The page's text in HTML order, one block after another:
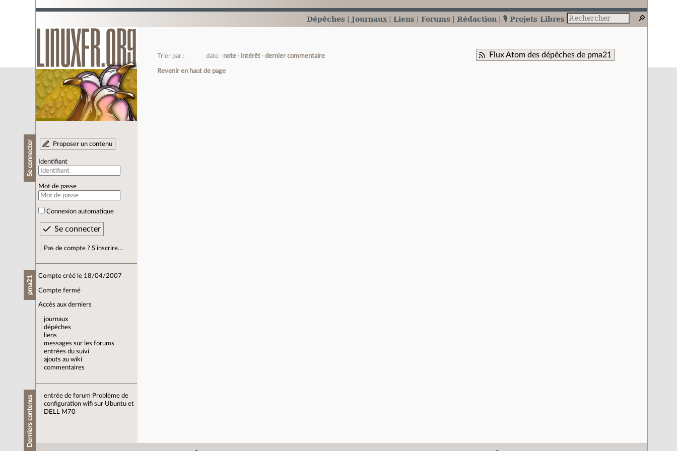
Dépêches Journaux Liens Forums Rédaction 🎙️ Projets Libres
Se connecter Proposer un contenu
Identifiant
Mot de passe
Connexion automatique
Pas de compte ? S’inscrire…
pma21 Compte créé le 18/04/2007
Compte fermé
Accès aux derniers
journaux
dépêches
liens
messages sur les forums
entrées du suivi
ajouts au wiki
commentaires
Derniers contenus entrée de forum Problème de
configuration wifi sur Ubuntu et
DELL M70
Flux Atom des dépêches de pma21
Trier par : date note intérêt dernier commentaire
Revenir en haut de page